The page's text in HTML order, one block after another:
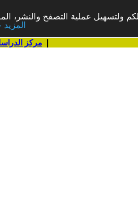
ولتسهيل عملية التصفح والنشر،
More info - المزيد
مركز